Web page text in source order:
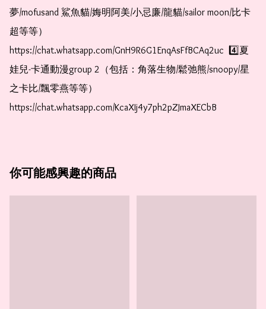
夢/mofusand 鯊魚貓/娒明阿美/小忌廉/龍貓/sailor moon/比卡
超等等）
https://chat.whatsapp.com/GnH9R6G1EnqAsFfBCAq2uc  4️⃣夏
娃兒-卡通動漫group 2（包括：角落生物/鬆弛熊/snoopy/星
之卡比/飄零燕等等）
https://chat.whatsapp.com/KcaXIj4y7ph2pZJmaXECbB
你可能感興趣的商品